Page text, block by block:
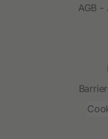
AGB -